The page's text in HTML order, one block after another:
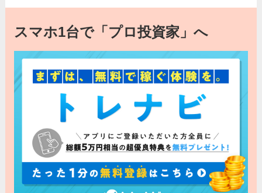
スマホ1台で「プロ投資家」へ